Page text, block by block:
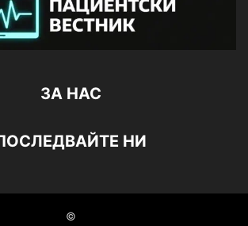
ЗА НАС
НИ
©